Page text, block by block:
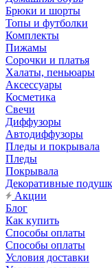
Брюки и шорты
Топы и футболки
Комплекты
Пижамы
Сорочки и платья
Халаты, пеньюары
Аксессуары
Косметика
Свечи
Диффузоры
Автодиффузоры
Пледы и покрывала
Пледы
Покрывала
Декоративные
Акции
Блог
Как купить
Способы оплаты
Способы оплаты
Условия доставки